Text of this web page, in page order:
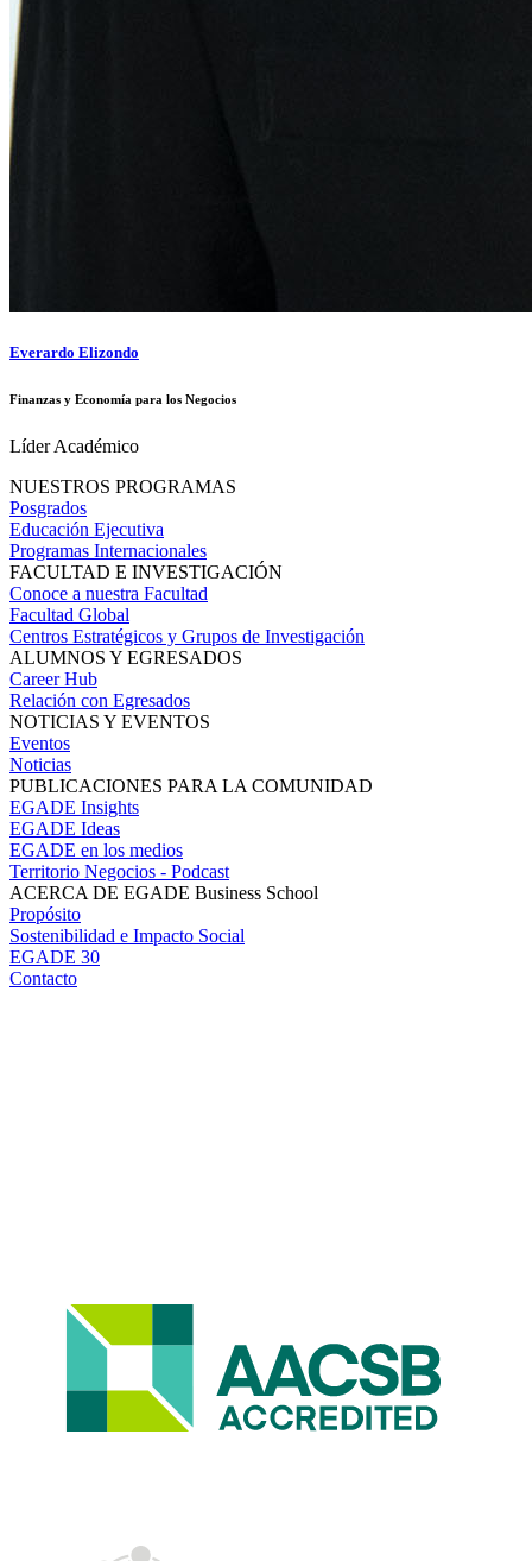
Everardo Elizondo
Finanzas y Economía para los Negocios
Líder Académico
NUESTROS PROGRAMAS
Posgrados
Educación Ejecutiva
Programas Internacionales
FACULTAD E INVESTIGACIÓN
Conoce a nuestra Facultad
Facultad Global
Centros Estratégicos y Grupos de Investigación
ALUMNOS Y EGRESADOS
Career Hub
Relación con Egresados
NOTICIAS Y EVENTOS
Eventos
Noticias
PUBLICACIONES PARA LA COMUNIDAD
EGADE Insights
EGADE Ideas
EGADE en los medios
Territorio Negocios - Podcast
ACERCA DE EGADE Business School
Propósito
Sostenibilidad e Impacto Social
EGADE 30
Contacto